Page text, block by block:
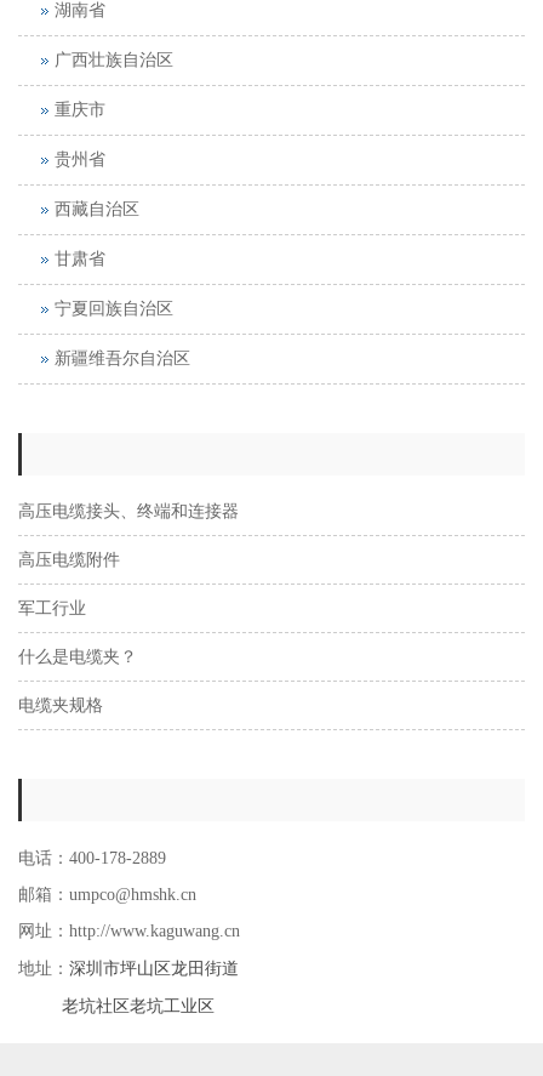
湖南省
广西壮族自治区
重庆市
贵州省
西藏自治区
甘肃省
宁夏回族自治区
新疆维吾尔自治区
高压电缆接头、终端和连接器
高压电缆附件
军工行业
什么是电缆夹？
电缆夹规格
电话：400-178-2889
邮箱：umpco@hmshk.cn
网址：http://www.kaguwang.cn
地址： 深圳市坪山区龙田街道
老坑社区老坑工业区